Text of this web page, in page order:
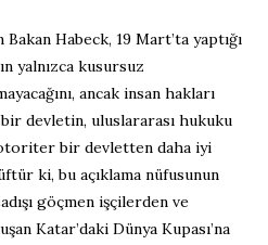
Habeck, 19 Mart’ta yaptığı
yalnızca kusursuz
ancak insan hakları
devletin, uluslararası hukuku
bir devletten daha iyi
ki, bu açıklama nüfusunun
göçmen işçilerden ve
Katar’daki Dünya Kupası’na